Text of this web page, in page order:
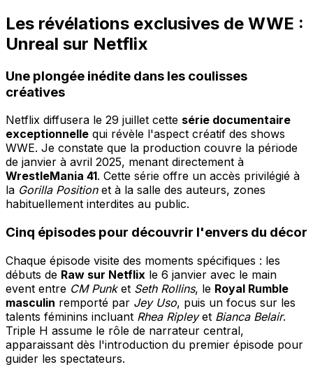
Les révélations exclusives de WWE :
Unreal sur Netflix
Une plongée inédite dans les coulisses
créatives
Netflix diffusera le 29 juillet cette série documentaire
exceptionnelle qui révèle l'aspect créatif des shows
WWE. Je constate que la production couvre la période
de janvier à avril 2025, menant directement à
WrestleMania 41. Cette série offre un accès privilégié à
la Gorilla Positionet à la salle des auteurs, zones
habituellement interdites au public.
Cinq épisodes pour découvrir l'envers du décor
Chaque épisode visite des moments spécifiques : les
débuts de Raw sur Netflix le 6 janvier avec le main
event entre CM Punket Seth Rollins, le Royal Rumble
masculin remporté par Jey Uso, puis un focus sur les
talents féminins incluant Rhea Ripleyet Bianca Belair.
Triple H assume le rôle de narrateur central,
apparaissant dès l'introduction du premier épisode pour
guider les spectateurs.